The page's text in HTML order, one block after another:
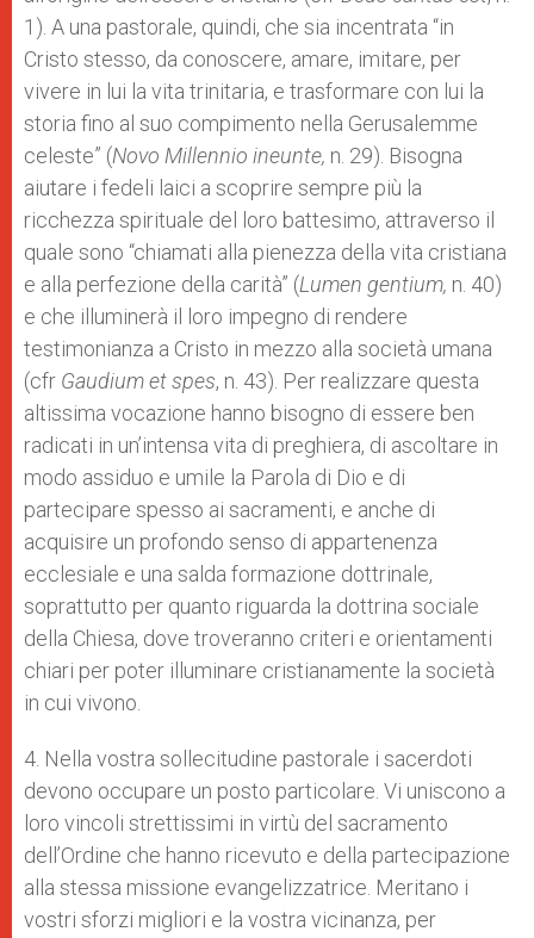
1). A una pastorale, quindi, che sia incentrata “in
Cristo stesso, da conoscere, amare, imitare, per
vivere in lui la vita trinitaria, e trasformare con lui la
storia fino al suo compimento nella Gerusalemme
celeste” (Novo Millennio ineunte, n. 29). Bisogna
aiutare i fedeli laici a scoprire sempre più la
ricchezza spirituale del loro battesimo, attraverso il
quale sono “chiamati alla pienezza della vita cristiana
e alla perfezione della carità” (Lumen gentium, n. 40)
e che illuminerà il loro impegno di rendere
testimonianza a Cristo in mezzo alla società umana
(cfr Gaudium et spes, n. 43). Per realizzare questa
altissima vocazione hanno bisogno di essere ben
radicati in un’intensa vita di preghiera, di ascoltare in
modo assiduo e umile la Parola di Dio e di
partecipare spesso ai sacramenti, e anche di
acquisire un profondo senso di appartenenza
ecclesiale e una salda formazione dottrinale,
soprattutto per quanto riguarda la dottrina sociale
della Chiesa, dove troveranno criteri e orientamenti
chiari per poter illuminare cristianamente la società
in cui vivono.
4. Nella vostra sollecitudine pastorale i sacerdoti
devono occupare un posto particolare. Vi uniscono a
loro vincoli strettissimi in virtù del sacramento
dell’Ordine che hanno ricevuto e della partecipazione
alla stessa missione evangelizzatrice. Meritano i
vostri sforzi migliori e la vostra vicinanza, per